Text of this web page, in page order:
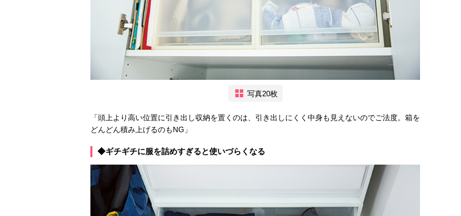
写真20枚
「頭上より高い位置に引き出し収納を置くのは、引き出しにくく中身も見えないのでご法度。箱を
どんどん積み上げるのもNG」
◆ギチギチに服を詰めすぎると使いづらくなる